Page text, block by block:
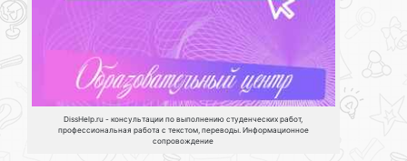
DissHelp.ru - консультации по выполнению студенческих работ,
профессиональная работа с текстом, переводы. Информационное
сопровождение